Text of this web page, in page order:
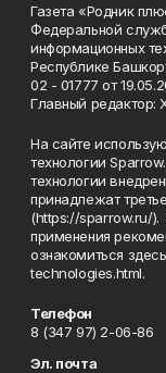
Газета «Родник
Федеральной
информационных
Республике
02 - 01777 от
Главный редактор:
На сайте
технологии
технологии
принадлежат
(https://sparrow.ru/
применения
ознакомиться
technologies.html.
Телефон
8 (347 97) 2-06-86
Эл. почта